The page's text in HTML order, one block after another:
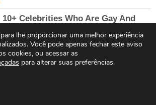
lhe proporcionar uma melhor experiência
Você pode apenas fechar este aviso
cookies, ou acessar as
para alterar suas preferências.
Banner